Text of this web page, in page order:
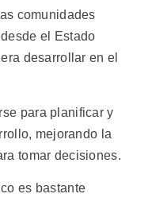
comunidades
el Estado
desarrollar en el
para planificar y
mejorando la
tomar decisiones.
es bastante